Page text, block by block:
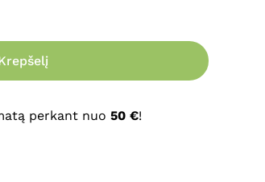
perkant nuo 50 €!
vardą, el. pašto adresą ir interneto